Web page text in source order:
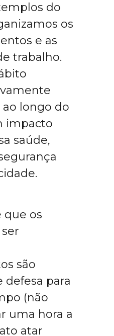
do
os
e as
trabalho.
ao longo do
impacto
saúde,
que os
são
defesa para
(não
uma hora a
atar